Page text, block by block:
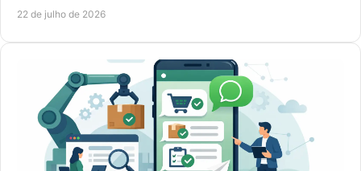
22 de julho de 2026